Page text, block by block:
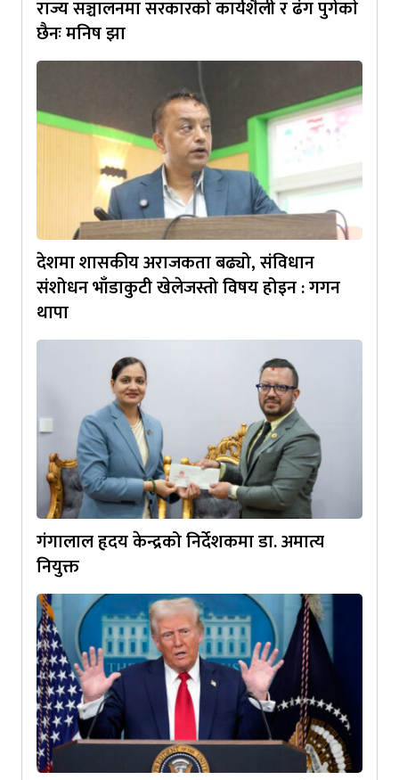
राज्य सञ्चालनमा सरकारकाे कार्यशैली र ढंग पुगेकाे
छैनः मनिष झा
देशमा शासकीय अराजकता बढ्यो, संविधान
संशोधन भाँडाकुटी खेलेजस्तो विषय होइन : गगन
थापा
गंगालाल हृदय केन्द्रको निर्देशकमा डा. अमात्य
नियुक्त